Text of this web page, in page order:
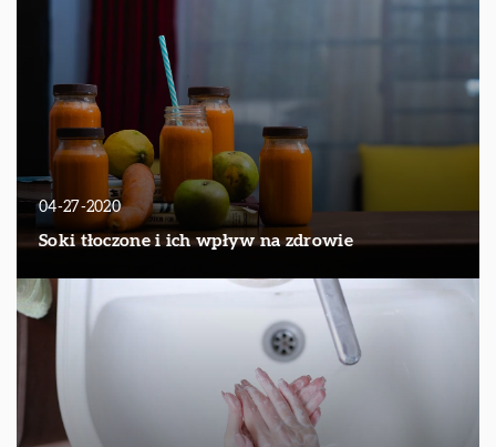
04-27-2020
Soki tłoczone i ich wpływ na zdrowie